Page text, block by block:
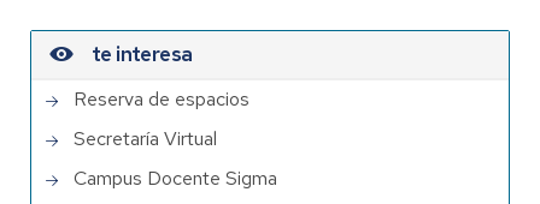
te interesa
Reserva de espacios
Secretaría Virtual
Campus Docente Sigma